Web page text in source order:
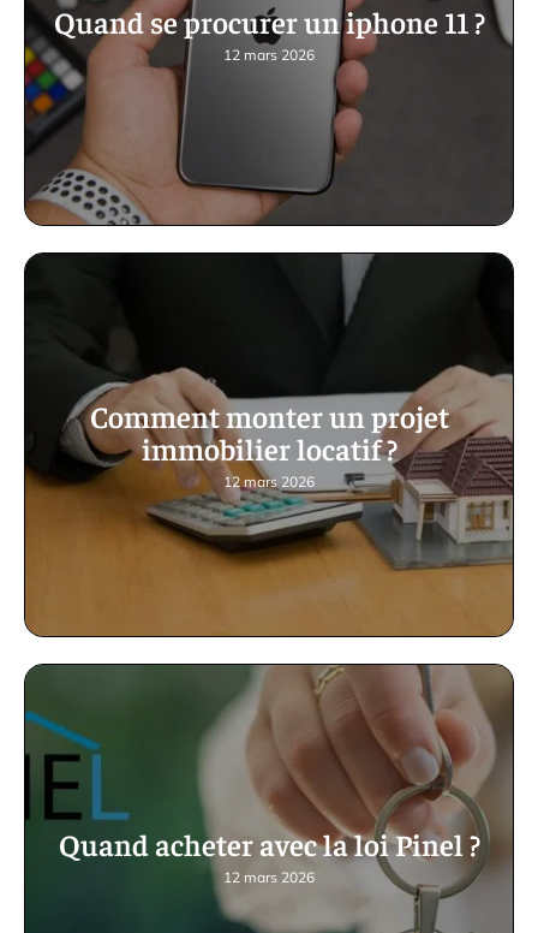
Quand se procurer un iphone 11 ?
12 mars 2026
Comment monter un projet
immobilier locatif ?
12 mars 2026
Quand acheter avec la loi Pinel ?
12 mars 2026